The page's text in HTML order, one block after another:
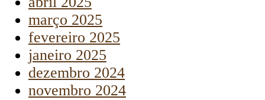
março 2025
fevereiro 2025
janeiro 2025
dezembro 2024
novembro 2024